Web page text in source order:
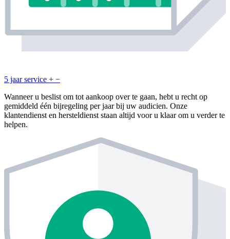
5 jaar service + −
Wanneer u beslist om tot aankoop over te gaan, hebt u recht op
gemiddeld één bijregeling per jaar bij uw audicien. Onze
klantendienst en hersteldienst staan altijd voor u klaar om u verder te
helpen.